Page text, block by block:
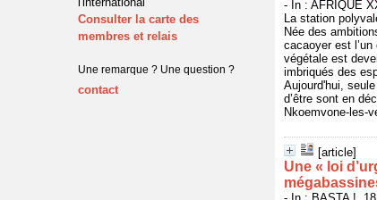
- In : AFRIQUE
La station
Née des
cacaoyer est
végétale est
imbriqués des
Aujourd'hui,
d’être sont en
Nkoemvone-les-
[article]
Une « loi
Consulter la carte des
membres et relais
Une remarque ? Une question ?
contact